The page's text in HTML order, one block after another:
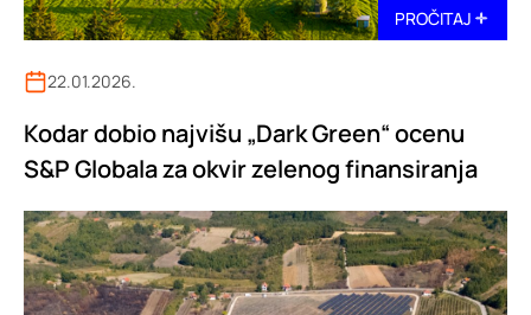
PROČITAJ
22.01.2026.
Kodar dobio najvišu „Dark Green“ ocenu
S&P Globala za okvir zelenog finansiranja